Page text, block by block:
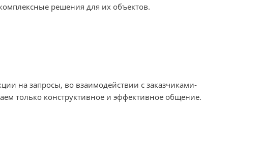
решения для их объектов.
на запросы, во взаимодействии с заказчиками-
только конструктивное и эффективное общение.